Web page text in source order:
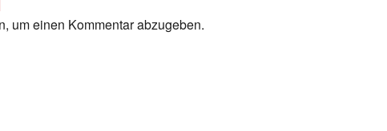
um einen Kommentar abzugeben.